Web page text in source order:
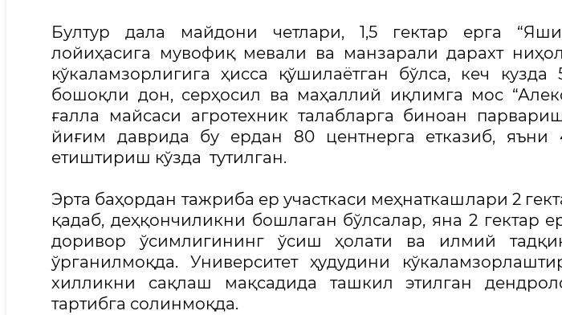
Бултур дала майдони четлари, 1,5 гектар ерга
лойиҳасига мувофиқ мевали ва манзарали дарахт
кўкаламзорлигига ҳисса қўшилаётган бўлса, кеч кузда
бошоқли дон, серҳосил ва маҳаллий иқлимга мос
ғалла майсаси агротехник талабларга биноан
йиғим даврида бу ердан 80 центнерга етказиб, яъни
етиштириш кўзда тутилган.
Эрта баҳордан тажриба ер участкаси меҳнаткашлари 2
қадаб, деҳқончиликни бошлаган бўлсалар, яна 2 гектар
доривор ўсимлигининг ўсиш ҳолати ва илмий
ўрганилмоқда. Университет ҳудудини
хилликни сақлаш мақсадида ташкил этилган
тартибга солинмоқда.